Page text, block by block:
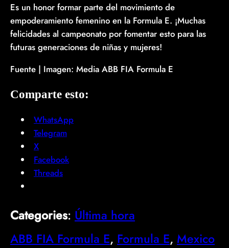
Es un honor formar parte del movimiento de
empoderamiento femenino en la Formula E. ¡Muchas
felicidades al campeonato por fomentar esto para las
futuras generaciones de niñas y mujeres!
Fuente | Imagen: Media ABB FIA Formula E
Comparte esto:
WhatsApp
Telegram
X
Facebook
Threads
Categories: Última hora
ABB FIA Formula E, Formula E, Mexico